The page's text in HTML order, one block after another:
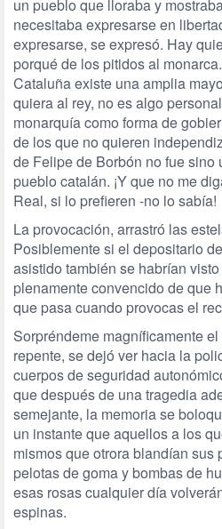
un pueblo que lloraba y
necesitaba expresarse en
expresarse, se expresó. Hay
porqué de los pitidos al
Cataluña existe una amplia
quiera al rey, no es algo
monarquía como forma de
de los que no quieren
de Felipe de Borbón no fue sino
pueblo catalán. ¡Y que no me
Real, si lo prefieren -no lo sabía!
La provocación, arrastró las
Posiblemente si el depositario
asistido también se habrían
plenamente convencido de que
que pasa cuando provocas el
Sorpréndeme magníficamente
repente, se dejó ver hacia la
cuerpos de seguridad
que después de una tragedia
semejante, la memoria se
un instante que aquellos a los
mismos que otrora blandían sus
pelotas de goma y bombas de
esas rosas cualquier día
espinas.